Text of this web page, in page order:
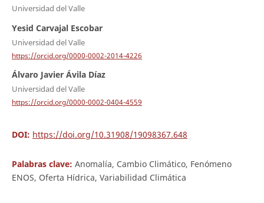
Universidad del Valle
Yesid Carvajal Escobar
Universidad del Valle
https://orcid.org/0000-0002-2014-4226
Álvaro Javier Ávila Díaz
Universidad del Valle
https://orcid.org/0000-0002-0404-4559
DOI: https://doi.org/10.31908/19098367.648
Palabras clave: Anomalía, Cambio Climático, Fenómeno
ENOS, Oferta Hídrica, Variabilidad Climática